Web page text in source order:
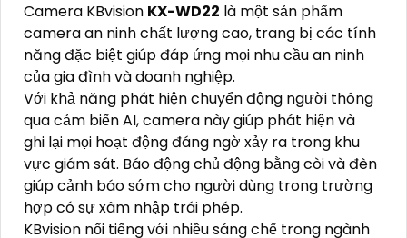
Camera KBvision KX-WD22 là một sản phẩm
camera an ninh chất lượng cao, trang bị các tính
năng đặc biệt giúp đáp ứng mọi nhu cầu an ninh
của gia đình và doanh nghiệp.
Với khả năng phát hiện chuyển động người thông
qua cảm biến AI, camera này giúp phát hiện và
ghi lại mọi hoạt động đáng ngờ xảy ra trong khu
vực giám sát. Báo động chủ động bằng còi và đèn
giúp cảnh báo sớm cho người dùng trong trường
hợp có sự xâm nhập trái phép.
KBvision nổi tiếng với nhiều sáng chế trong ngành